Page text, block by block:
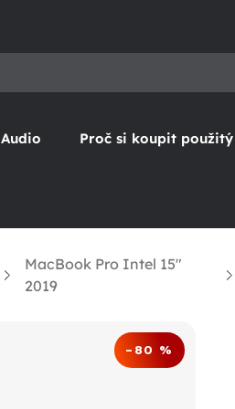
Audio Proč si koupit použitý
MacBook Pro Intel 15"
2019
–80 %